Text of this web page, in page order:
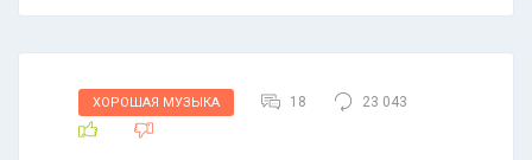
ХОРОШАЯ МУЗЫКА 18 23 043